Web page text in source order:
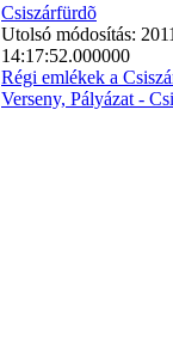
Csiszárfürdõ
Utolsó módosítás:
14:17:52.000000
Régi emlékek a
Verseny, Pályázat -